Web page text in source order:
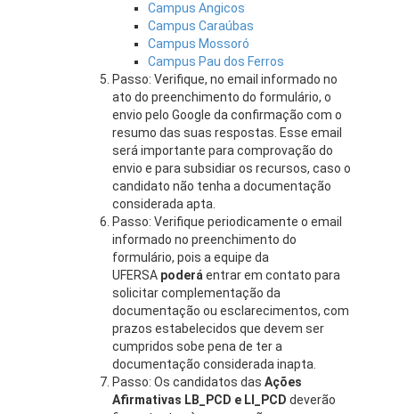
Campus Angicos
Campus Caraúbas
Campus Mossoró
Campus Pau dos Ferros
Passo: Verifique, no email informado no
ato do preenchimento do formulário, o
envio pelo Google da confirmação com o
resumo das suas respostas. Esse email
será importante para comprovação do
envio e para subsidiar os recursos, caso o
candidato não tenha a documentação
considerada apta.
Passo: Verifique periodicamente o email
informado no preenchimento do
formulário, pois a equipe da
UFERSA poderá entrar em contato para
solicitar complementação da
documentação ou esclarecimentos, com
prazos estabelecidos que devem ser
cumpridos sobe pena de ter a
documentação considerada inapta.
Passo: Os candidatos das Ações
Afirmativas LB_PCD e LI_PCD deverão